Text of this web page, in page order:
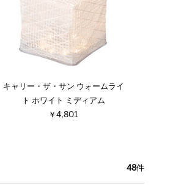
キャリー・ザ・サン ウォームライ
ト ホワイト ミディアム
￥4,801
48件